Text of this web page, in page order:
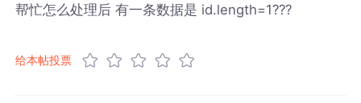
帮忙怎么处理后 有一条数据是 id.length=1???
给本帖投票